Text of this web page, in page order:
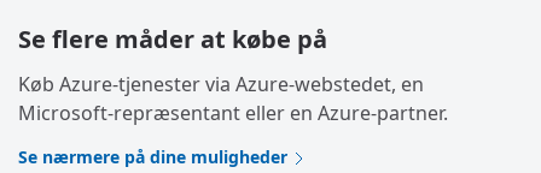
Se flere måder at købe på
Køb Azure-tjenester via Azure-webstedet, en
Microsoft-repræsentant eller en Azure-partner.
Se nærmere på dine muligheder